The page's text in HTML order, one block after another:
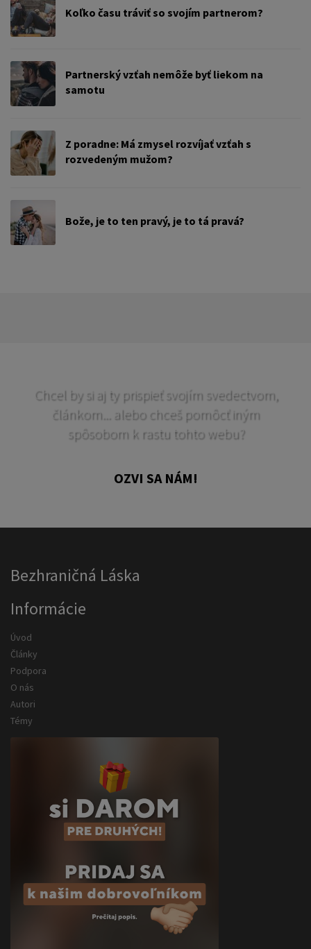
Koľko času tráviť so svojím partnerom?
Partnerský vzťah nemôže byť liekom na
samotu
Z poradne: Má zmysel rozvíjať vzťah s
rozvedeným mužom?
Bože, je to ten pravý, je to tá pravá?
Chcel by si aj ty prispieť svojím svedectvom,
článkom... alebo chceš pomôcť iným
spôsobom k rastu tohto webu?
OZVI SA NÁM!
Bezhraničná Láska
Informácie
Úvod
Články
Podpora
O nás
Autori
Témy